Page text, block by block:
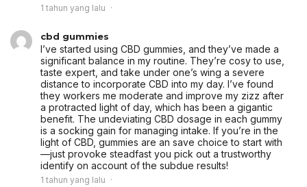
1 tahun yang lalu
cbd gummies
I’ve started using CBD gummies, and they’ve made a
significant balance in my routine. They’re cosy to use,
taste expert, and take under one’s wing a severe
distance to incorporate CBD into my day. I’ve found
they workers me moderate and improve my zizz after
a protracted light of day, which has been a gigantic
benefit. The undeviating CBD dosage in each gummy
is a socking gain for managing intake. If you’re in the
light of CBD, gummies are an save choice to start with
—just provoke steadfast you pick out a trustworthy
identify on account of the subdue results!
1 tahun yang lalu